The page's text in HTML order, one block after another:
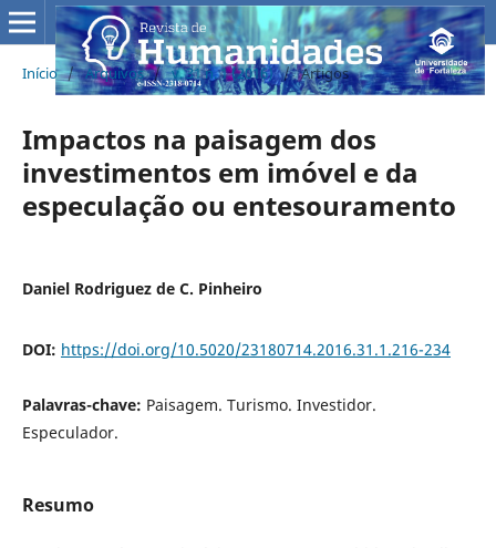
Início / Arquivos / v. 31 n. 1 (2016) / Artigos
Impactos na paisagem dos
investimentos em imóvel e da
especulação ou entesouramento
Daniel Rodriguez de C. Pinheiro
DOI: https://doi.org/10.5020/23180714.2016.31.1.216-234
Palavras-chave: Paisagem. Turismo. Investidor.
Especulador.
Resumo